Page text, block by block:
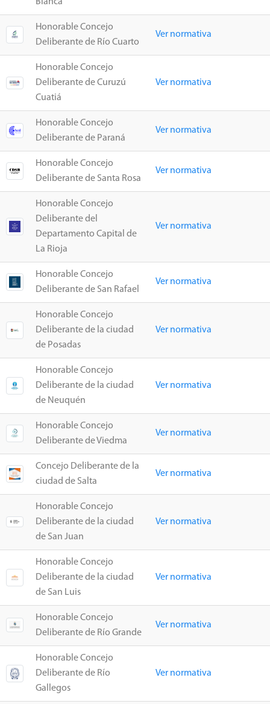
Honorable Concejo
Deliberante de Río Cuarto
Ver normativa
Honorable Concejo
Deliberante de Curuzú
Cuatiá
Ver normativa
Honorable Concejo
Deliberante de Paraná
Ver normativa
Honorable Concejo
Deliberante de Santa Rosa
Ver normativa
Honorable Concejo
Deliberante del
Departamento Capital de
La Rioja
Ver normativa
Honorable Concejo
Deliberante de San Rafael
Ver normativa
Honorable Concejo
Deliberante de la ciudad
de Posadas
Ver normativa
Honorable Concejo
Deliberante de la ciudad
de Neuquén
Ver normativa
Honorable Concejo
Deliberante de Viedma
Ver normativa
Concejo Deliberante de la
ciudad de Salta
Ver normativa
Honorable Concejo
Deliberante de la ciudad
de San Juan
Ver normativa
Honorable Concejo
Deliberante de la ciudad
de San Luis
Ver normativa
Honorable Concejo
Deliberante de Río Grande
Ver normativa
Honorable Concejo
Deliberante de Río
Gallegos
Ver normativa